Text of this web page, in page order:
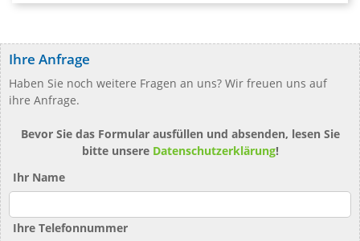
Ihre Anfrage
Haben Sie noch weitere Fragen an uns? Wir freuen uns auf
ihre Anfrage.
Bevor Sie das Formular ausfüllen und absenden, lesen Sie
bitte unsere Datenschutzerklärung!
Ihr Name
Ihre Telefonnummer